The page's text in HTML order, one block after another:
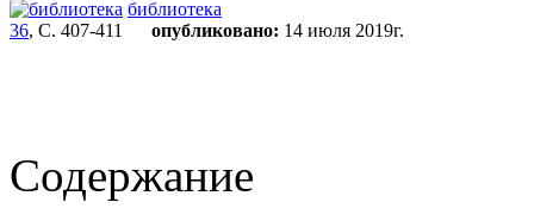
библиотека
36, С. 407-411 опубликовано: 14 июля 2019г.
Содержание